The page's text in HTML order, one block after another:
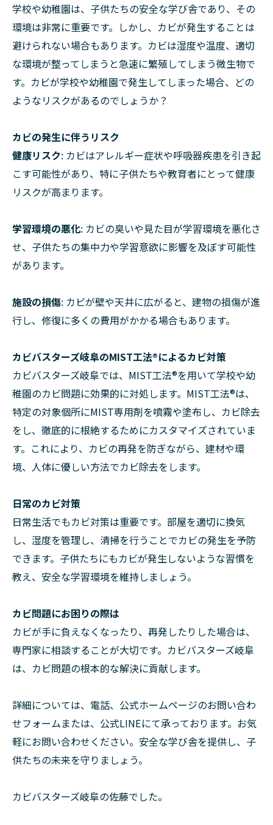
学校や幼稚園は、子供たちの安全な学び舎であり、その
環境は非常に重要です。しかし、カビが発生することは
避けられない場合もあります。カビは湿度や温度、適切
な環境が整ってしまうと急速に繁殖してしまう微生物で
す。カビが学校や幼稚園で発生してしまった場合、どの
ようなリスクがあるのでしょうか？
カビの発生に伴うリスク
健康リスク: カビはアレルギー症状や呼吸器疾患を引き起
こす可能性があり、特に子供たちや教育者にとって健康
リスクが高まります。
学習環境の悪化: カビの臭いや見た目が学習環境を悪化さ
せ、子供たちの集中力や学習意欲に影響を及ぼす可能性
があります。
施設の損傷: カビが壁や天井に広がると、建物の損傷が進
行し、修復に多くの費用がかかる場合もあります。
カビバスターズ岐阜のMIST工法®によるカビ対策
カビバスターズ岐阜では、MIST工法®を用いて学校や幼
稚園のカビ問題に効果的に対処します。MIST工法®は、
特定の対象個所にMIST専用剤を噴霧や塗布し、カビ除去
をし、徹底的に根絶するためにカスタマイズされていま
す。これにより、カビの再発を防ぎながら、建材や環
境、人体に優しい方法でカビ除去をします。
日常のカビ対策
日常生活でもカビ対策は重要です。部屋を適切に換気
し、湿度を管理し、清掃を行うことでカビの発生を予防
できます。子供たちにもカビが発生しないような習慣を
教え、安全な学習環境を維持しましょう。
カビ問題にお困りの際は
カビが手に負えなくなったり、再発したりした場合は、
専門家に相談することが大切です。カビバスターズ岐阜
は、カビ問題の根本的な解決に貢献します。
詳細については、電話、公式ホームページのお問い合わ
せフォームまたは、公式LINEにて承っております。お気
軽にお問い合わせください。安全な学び舎を提供し、子
供たちの未来を守りましょう。
カビバスターズ岐阜の佐藤でした。